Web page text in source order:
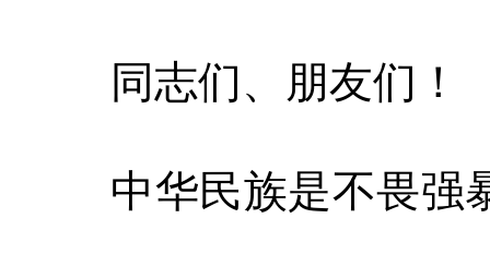
同志们、朋友
中华民族是不畏强